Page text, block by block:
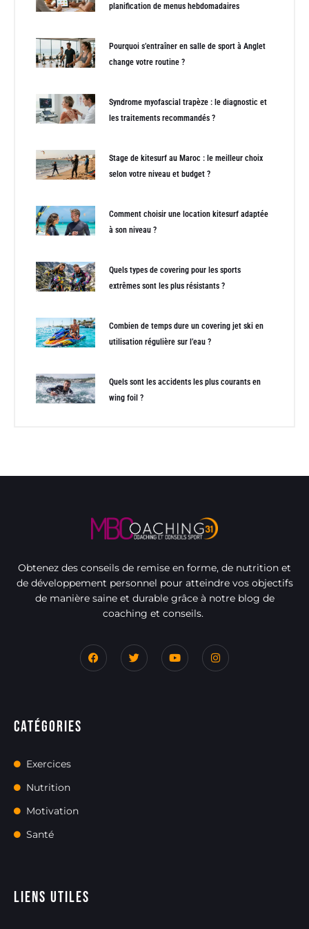
planification de menus hebdomadaires
Pourquoi s’entraîner en salle de sport à Anglet
change votre routine ?
Syndrome myofascial trapèze : le diagnostic et
les traitements recommandés ?
Stage de kitesurf au Maroc : le meilleur choix
selon votre niveau et budget ?
Comment choisir une location kitesurf adaptée
à son niveau ?
Quels types de covering pour les sports
extrêmes sont les plus résistants ?
Combien de temps dure un covering jet ski en
utilisation régulière sur l’eau ?
Quels sont les accidents les plus courants en
wing foil ?
Obtenez des conseils de remise en forme, de nutrition et
de développement personnel pour atteindre vos objectifs
de manière saine et durable grâce à notre blog de
coaching et conseils.
Catégories
Exercices
Nutrition
Motivation
Santé
Liens utiles